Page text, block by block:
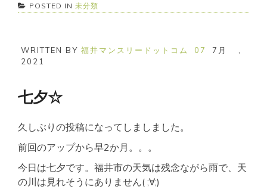
POSTED IN 未分類
WRITTEN BY 福井マンスリードットコム 07 7月
2021
七夕☆
久しぶりの投稿になってしましました。
前回のアップから早2か月。。。
今日は七夕です。福井市の天気は残念ながら雨で、天
の川は見れそうにありません( ;∀;)